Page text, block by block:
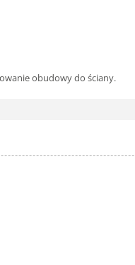
obudowy do ściany.